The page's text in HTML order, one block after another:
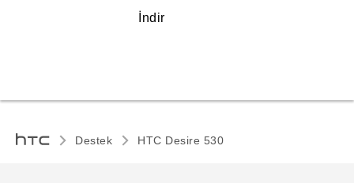
İndir
Destek HTC Desire 530‎